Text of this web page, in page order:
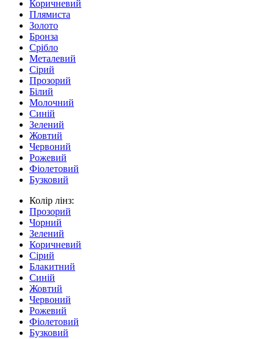
Коричневий
Плямиста
Золото
Бронза
Срібло
Металевий
Сірий
Прозорий
Білий
Молочний
Синій
Зелений
Жовтий
Червоний
Рожевий
Фіолетовий
Бузковий
Колір лінз:
Прозорий
Чорний
Зелений
Коричневий
Сірий
Блакитний
Синій
Жовтий
Червоний
Рожевий
Фіолетовий
Бузковий